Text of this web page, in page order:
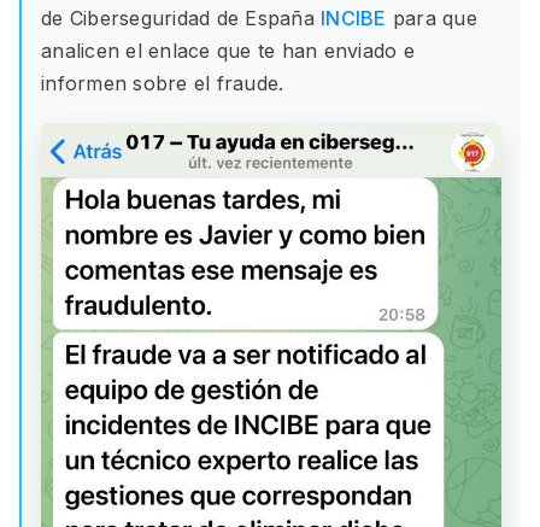
de Ciberseguridad de España INCIBE para que
analicen el enlace que te han enviado e
informen sobre el fraude.